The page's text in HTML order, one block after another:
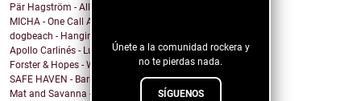
Únete a la comunidad rockera y
no te pierdas nada.
SÍGUENOS
Pär Hagström - All God’s Children
MICHA - One Call Away
dogbeach - Hanging From The Ceiling
Apollo Carlinés - Luna Llena
Forster & Hopes - Where would you go? (SG Remix) (...
SAFE HAVEN - Barry Bandz
Mat and Savanna - Shaw Be Here Now